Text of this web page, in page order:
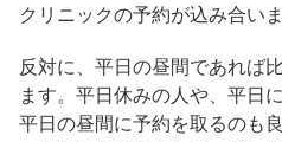
クリニックの予約が込み合いま
反対に、平日の昼間であれば
ます。平日休みの人や、平日
平日の昼間に予約を取るのも